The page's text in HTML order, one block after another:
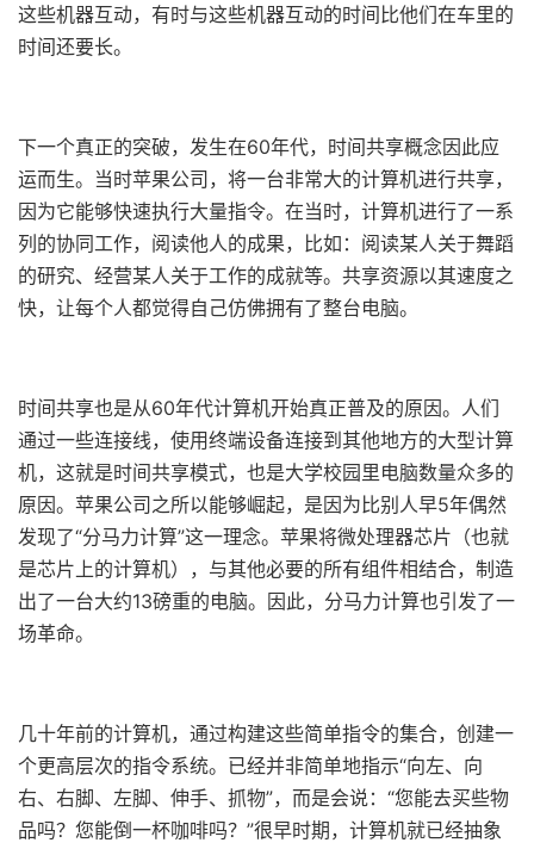
这些机器互动，有时与这些机器互动的时间比他们在车里的
时间还要长。
下一个真正的突破，发生在60年代，时间共享概念因此应
运而生。当时苹果公司，将一台非常大的计算机进行共享，
因为它能够快速执行大量指令。在当时，计算机进行了一系
列的协同工作，阅读他人的成果，比如：阅读某人关于舞蹈
的研究、经营某人关于工作的成就等。共享资源以其速度之
快，让每个人都觉得自己仿佛拥有了整台电脑。
时间共享也是从60年代计算机开始真正普及的原因。人们
通过一些连接线，使用终端设备连接到其他地方的大型计算
机，这就是时间共享模式，也是大学校园里电脑数量众多的
原因。苹果公司之所以能够崛起，是因为比别人早5年偶然
发现了“分马力计算”这一理念。苹果将微处理器芯片（也就
是芯片上的计算机），与其他必要的所有组件相结合，制造
出了一台大约13磅重的电脑。因此，分马力计算也引发了一
场革命。
几十年前的计算机，通过构建这些简单指令的集合，创建一
个更高层次的指令系统。已经并非简单地指示“向左、向
右、右脚、左脚、伸手、抓物”，而是会说：“您能去买些物
品吗？您能倒一杯咖啡吗？”很早时期，计算机就已经抽象